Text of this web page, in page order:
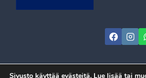
Sivusto käyttää evästeitä. Lue lisää tai